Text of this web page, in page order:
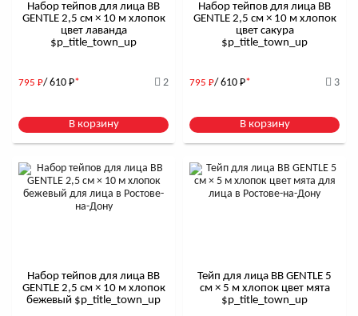
Набор тейпов для лица BB
GENTLE 2,5 см × 10 м хлопок
цвет лаванда
$р_title_town_up
795 Р/ 610 Р* 2
В корзину
Набор тейпов для лица BB
GENTLE 2,5 см × 10 м хлопок
цвет сакура
$р_title_town_up
795 Р/ 610 Р* 3
В корзину
Набор тейпов для лица BB
GENTLE 2,5 см × 10 м хлопок
бежевый $р_title_town_up
Тейп для лица BB GENTLE 5
см × 5 м хлопок цвет мята
$р_title_town_up